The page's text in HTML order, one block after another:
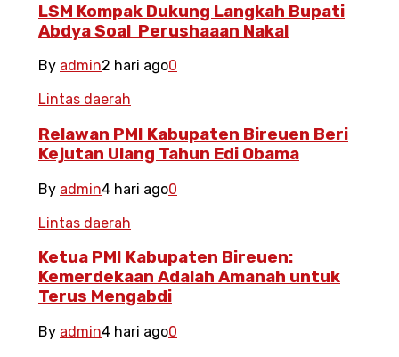
LSM Kompak Dukung Langkah Bupati
Abdya Soal Perushaaan Nakal
By admin2 hari ago0
Lintas daerah
Relawan PMI Kabupaten Bireuen Beri
Kejutan Ulang Tahun Edi Obama
By admin4 hari ago0
Lintas daerah
Ketua PMI Kabupaten Bireuen:
Kemerdekaan Adalah Amanah untuk
Terus Mengabdi
By admin4 hari ago0